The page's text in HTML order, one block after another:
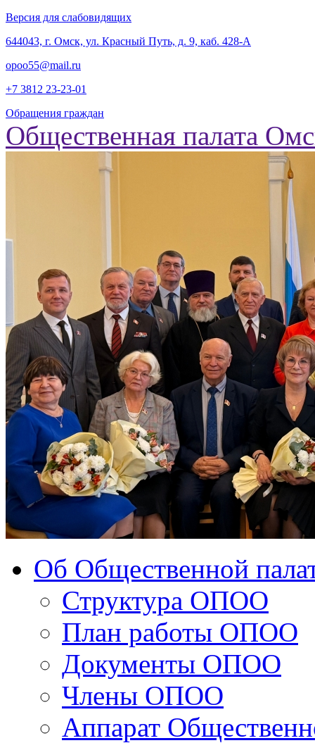
Версия для слабовидящих
‎644043, г. Омск, ул. Красный Путь, д. 9, каб. 428-А
opoo55@mail.ru
+7 3812 23-23-01
Обращения граждан
Общественная палата
Об Общественной
Структура ОПОО
План работы ОПОО
Документы ОПОО
Члены ОПОО
Аппарат